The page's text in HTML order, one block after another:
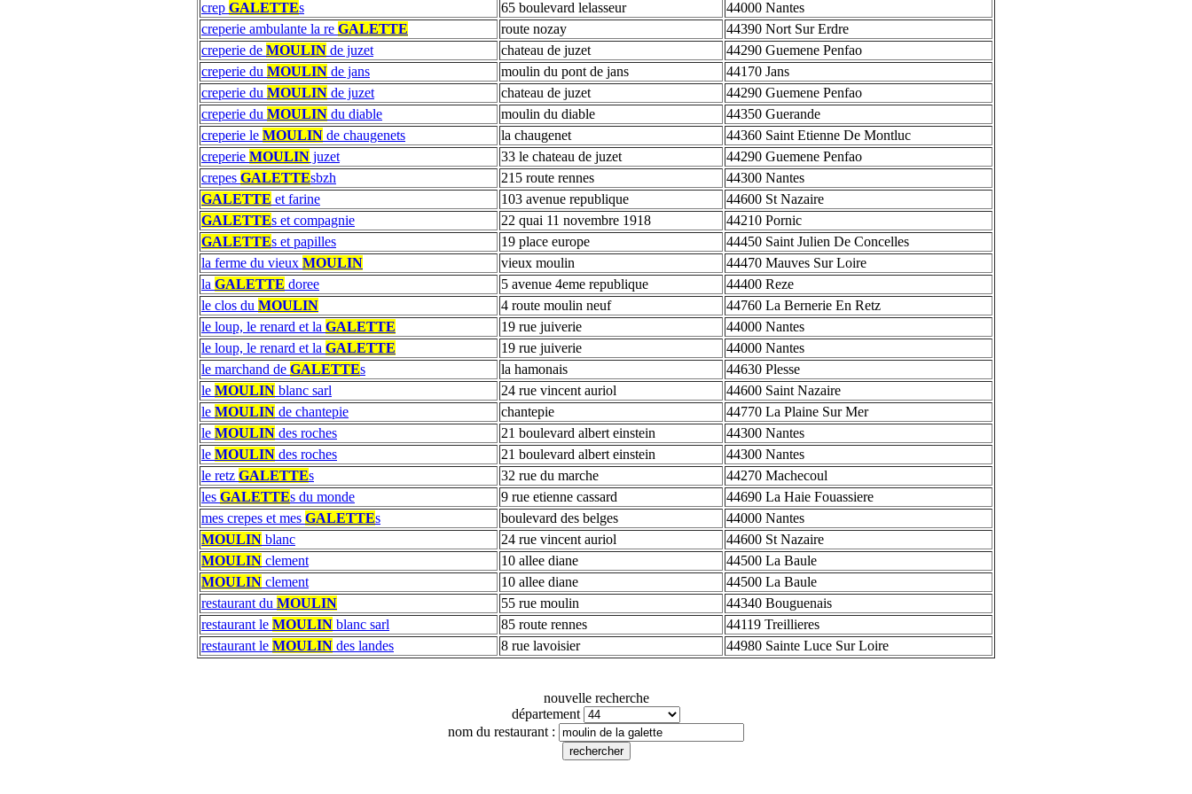
crep GALETTEs 65 boulevard lelasseur
44000 Nantes
creperie ambulante la re GALETTE route nozay
44390 Nort Sur Erdre
creperie de MOULIN de juzet chateau de juzet
44290 Guemene Penfao
creperie du MOULIN de jans moulin du pont de jans
44170 Jans
creperie du MOULIN de juzet chateau de juzet
44290 Guemene Penfao
creperie du MOULIN du diable moulin du diable
44350 Guerande
creperie le MOULIN de chaugenets la chaugenet
44360 Saint Etienne De Montluc
creperie MOULIN juzet 33 le chateau de juzet
44290 Guemene Penfao
crepes GALETTEsbzh 215 route rennes
44300 Nantes
GALETTE et farine 103 avenue republique
44600 St Nazaire
GALETTEs et compagnie 22 quai 11 novembre 1918
44210 Pornic
GALETTEs et papilles 19 place europe
44450 Saint Julien De Concelles
la ferme du vieux MOULIN vieux moulin
44470 Mauves Sur Loire
la GALETTE doree 5 avenue 4eme republique
44400 Reze
le clos du MOULIN 4 route moulin neuf
44760 La Bernerie En Retz
le loup, le renard et la GALETTE 19 rue juiverie
44000 Nantes
le loup, le renard et la GALETTE 19 rue juiverie
44000 Nantes
le marchand de GALETTEs la hamonais
44630 Plesse
le MOULIN blanc sarl 24 rue vincent auriol
44600 Saint Nazaire
le MOULIN de chantepie chantepie
44770 La Plaine Sur Mer
le MOULIN des roches 21 boulevard albert einstein
44300 Nantes
le MOULIN des roches 21 boulevard albert einstein
44300 Nantes
le retz GALETTEs 32 rue du marche
44270 Machecoul
les GALETTEs du monde 9 rue etienne cassard
44690 La Haie Fouassiere
mes crepes et mes GALETTEs boulevard des belges
44000 Nantes
MOULIN blanc 24 rue vincent auriol
44600 St Nazaire
MOULIN clement 10 allee diane
44500 La Baule
MOULIN clement 10 allee diane
44500 La Baule
restaurant du MOULIN 55 rue moulin
44340 Bouguenais
restaurant le MOULIN blanc sarl 85 route rennes
44119 Treillieres
restaurant le MOULIN des landes 8 rue lavoisier 44980 Sainte Luce Sur Loire
nouvelle recherche
département
nom du restaurant :